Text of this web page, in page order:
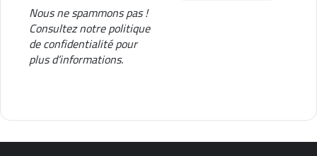
A
Nous ne spammons pas !
Consultez notrepolitique
de confidentialitépour
plus d’informations.